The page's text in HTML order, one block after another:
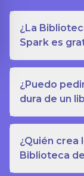
¿La
Spark es
¿Puedo
dura de un
¿Quién crea
Biblioteca